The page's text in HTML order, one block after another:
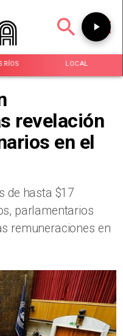
RÍOS LOCAL
revelación
en el
de hasta $17
parlamentarios
remuneraciones en